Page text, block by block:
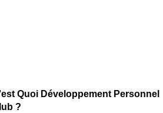
Quoi Développement Personnel
?